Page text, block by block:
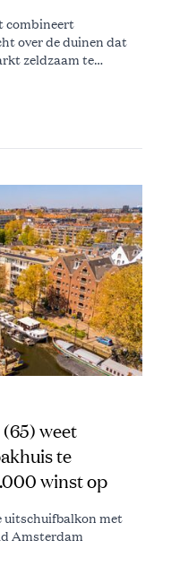
combineert
over de duinen dat
zeldzaam te
weet
te
winst op
met
Amsterdam